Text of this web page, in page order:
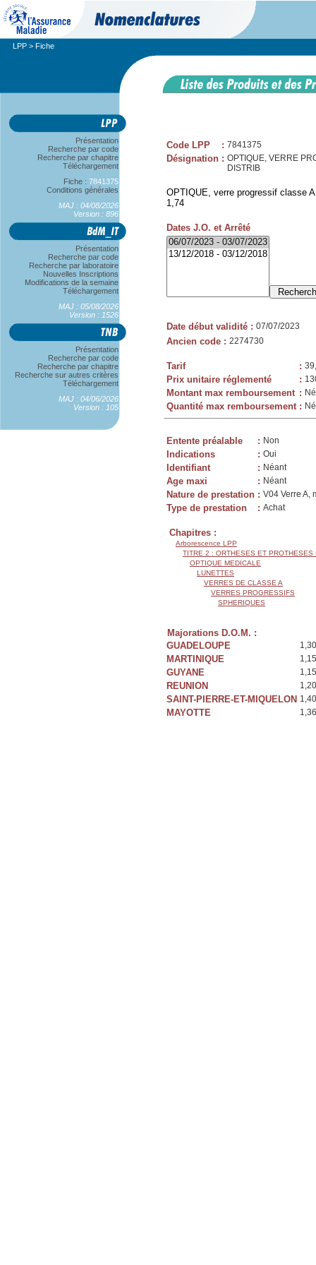
LPP > Fiche
Présentation
Recherche par code
Recherche par chapitre
Téléchargement
Fiche : 7841375
Conditions générales
MAJ : 04/08/2026
Version : 896
Présentation
Recherche par code
Recherche par laboratoire
Nouvelles Inscriptions
Modifications de la semaine
Téléchargement
MAJ : 05/08/2026
Version : 1526
Présentation
Recherche par code
Recherche par chapitre
Recherche sur autres critères
Téléchargement
MAJ : 04/06/2026
Version : 105
Code LPP : 7841375
Désignation : OPTIQUE, VERRE
DISTRIB
OPTIQUE, verre progressif classe
1,74
Dates J.O. et Arrêté
Date début validité : 07/07/2023
Ancien code : 2274730
Tarif :
Prix unitaire réglementé :
Montant max remboursement :
Quantité max remboursement :
Entente préalable : Non
Indications : Oui
Identifiant : Néant
Age maxi : Néant
Nature de prestation : V04 Verre A,
Type de prestation : Achat
Chapitres :
Arborescence LPP
TITRE 2 : ORTHESES ET PROTHESES
OPTIQUE MEDICALE
LUNETTES
VERRES DE CLASSE A
VERRES PROGRESSIFS
SPHERIQUES
Majorations D.O.M. :
GUADELOUPE
MARTINIQUE
GUYANE
REUNION
SAINT-PIERRE-ET-MIQUELON
MAYOTTE